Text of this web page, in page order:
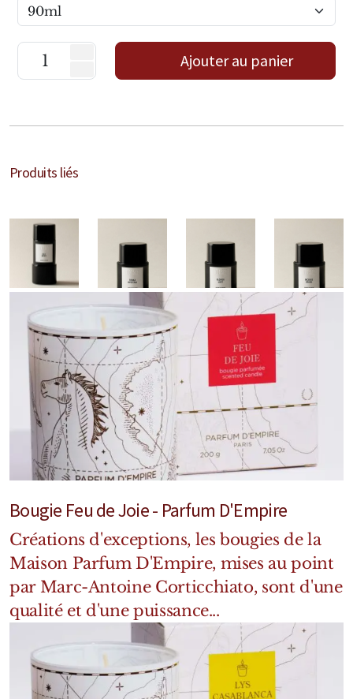
Ajouter au panier
Produits liés
Bougie Feu de Joie - Parfum D'Empire
Créations d'exceptions, les bougies de la
Maison Parfum D'Empire, mises au point
par Marc-Antoine Corticchiato, sont d'une
qualité et d'une puissance...
Créateur Olfactif Genève
Pernoire
Sam William
Marques Néerlandaises
Clive Christian
Marques Argentines
Altaia
Pour Lui
Pour Elle
Mixte
Bougies
Diffuseurs
Cosmétiques